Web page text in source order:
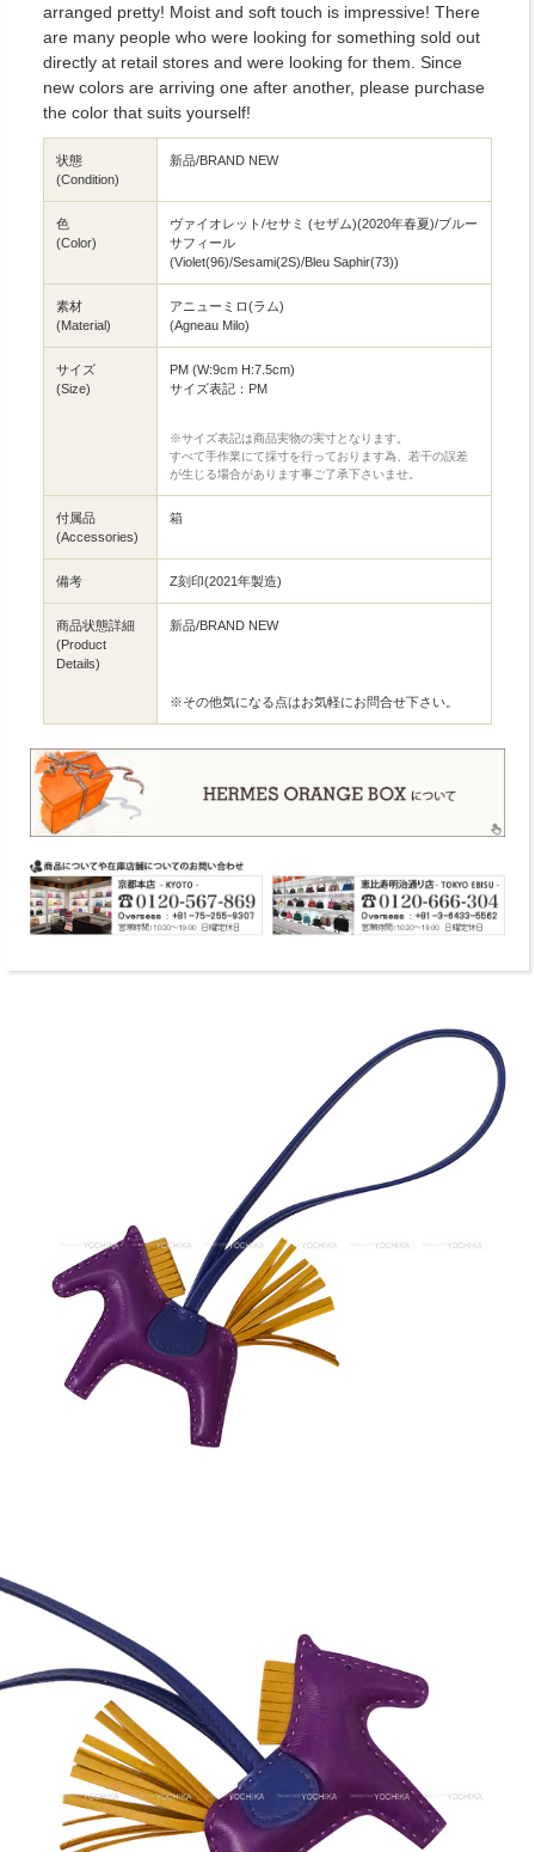
arranged pretty! Moist and soft touch is impressive! There
are many people who were looking for something sold out
directly at retail stores and were looking for them. Since
new colors are arriving one after another, please purchase
the color that suits yourself!
状態
(Condition)
新品/BRAND NEW
色
(Color)
ヴァイオレット/セサミ (セザム)(2020年春夏)/ブルー
サフィール
(Violet(96)/Sesami(2S)/Bleu Saphir(73))
素材
(Material)
アニューミロ(ラム)
(Agneau Milo)
サイズ
(Size)
PM (W:9cm H:7.5cm)
サイズ表記：PM
※サイズ表記は商品実物の実寸となります。
すべて手作業にて採寸を行っております為、若干の誤差
が生じる場合があります事ご了承下さいませ。
付属品
(Accessories)
箱
備考 Z刻印(2021年製造)
商品状態詳細
(Product
Details)
新品/BRAND NEW
※その他気になる点はお気軽にお問合せ下さい。